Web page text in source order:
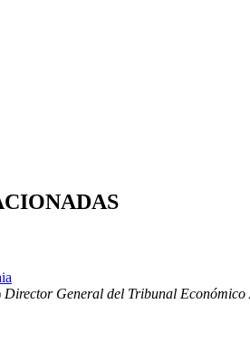
Director General del Tribunal